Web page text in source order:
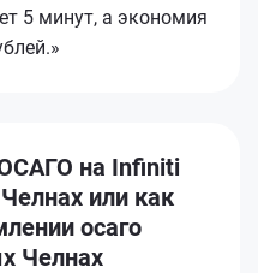
5 минут, а экономия
на Infiniti
или как
осаго
Челнах